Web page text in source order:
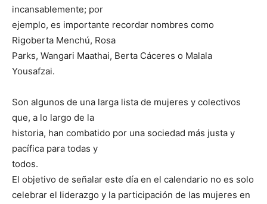
incansablemente; por
ejemplo, es importante recordar nombres como
Rigoberta Menchú, Rosa
Parks, Wangari Maathai, Berta Cáceres o Malala
Yousafzai.
Son algunos de una larga lista de mujeres y colectivos
que, a lo largo de la
historia, han combatido por una sociedad más justa y
pacífica para todas y
todos.
El objetivo de señalar este día en el calendario no es solo
celebrar el liderazgo y la participación de las mujeres en